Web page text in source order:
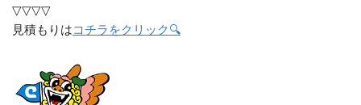
▽▽▽▽
見積もりはコチラをクリック🔍